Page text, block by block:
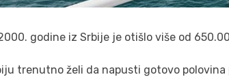
godine iz Srbije je otišlo više od
trenutno želi da napusti gotovo